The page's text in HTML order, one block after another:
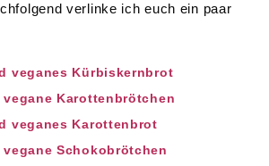
verlinke ich euch ein paar
veganes Kürbiskernbrot
Karottenbrötchen
veganes Karottenbrot
Schokobrötchen